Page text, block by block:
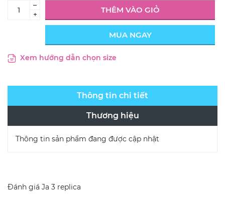
–
+
THÊM VÀO GIỎ
MUA NGAY
Xem hướng dẫn chọn size
Thông tin chi tiết
Thương hiệu
Thông tin sản phẩm đang được cập nhật
Đánh giá Ja 3 replica